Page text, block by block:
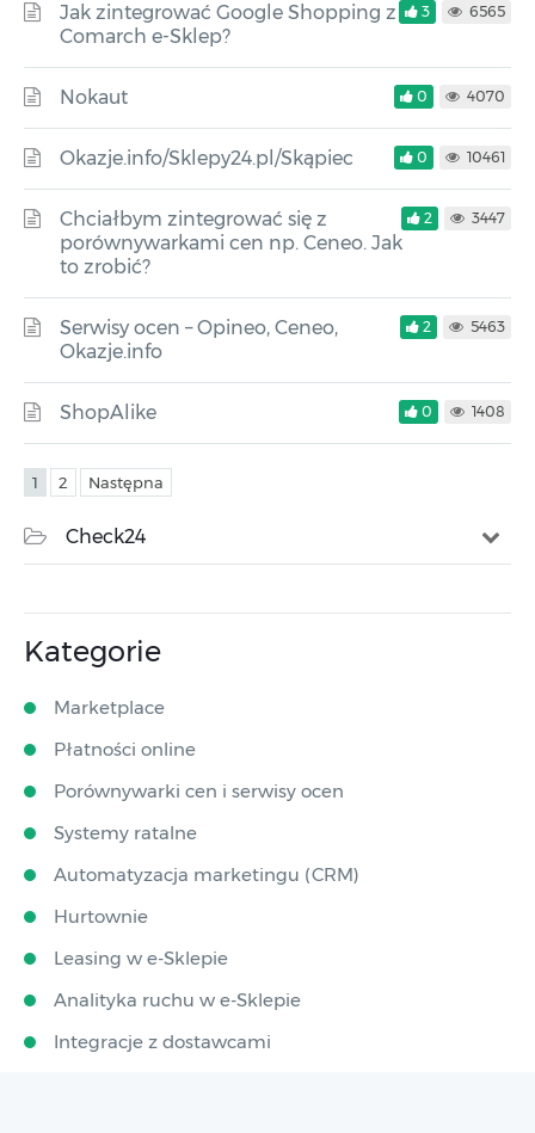
Jak zintegrować Google Shopping z
Comarch e-Sklep?
3 6565
Nokaut 0 4070
Okazje.info/Sklepy24.pl/Skąpiec 0 10461
Chciałbym zintegrować się z
porównywarkami cen np. Ceneo. Jak
to zrobić?
2 3447
Serwisy ocen – Opineo, Ceneo,
Okazje.info
2 5463
ShopAlike 0 1408
1 2 Następna
Check24
Kategorie
Marketplace
Płatności online
Porównywarki cen i serwisy ocen
Systemy ratalne
Automatyzacja marketingu (CRM)
Hurtownie
Leasing w e-Sklepie
Analityka ruchu w e-Sklepie
Integracje z dostawcami